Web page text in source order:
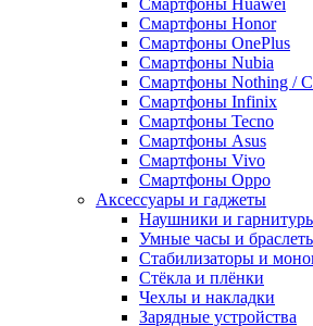
Смартфоны Huawei
Смартфоны Honor
Смартфоны OnePlus
Смартфоны Nubia
Смартфоны Nothing /
Смартфоны Infinix
Смартфоны Tecno
Смартфоны Asus
Смартфоны Vivo
Смартфоны Oppo
Аксессуары и гаджеты
Наушники и
Умные часы и
Стабилизаторы и
Стёкла и плёнки
Чехлы и накладки
Зарядные устройства